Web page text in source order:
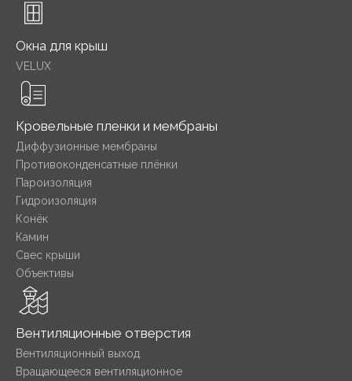
Окна для крыш
VELUX
Кровельные пленки и мембраны
Диффузионные мембраны
Противоконденсатные плёнки
Пароизоляция
Гидроизоляция
Конёк
Камин
Свес крыши
Объективы
Вентиляционные отверстия
Вентиляционный выход
Вращающееся вентиляционное